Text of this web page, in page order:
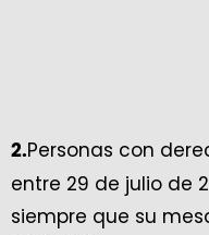
2.Personas con
entre 29 de julio de
siempre que su